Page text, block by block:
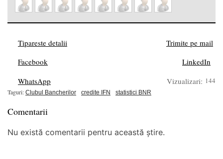
Tipareste detalii
Trimite pe mail
Facebook
LinkedIn
WhatsApp
Vizualizari: 144
Taguri: Clubul Bancherilor credite IFN statistici BNR
Comentarii
Nu există comentarii pentru această știre.